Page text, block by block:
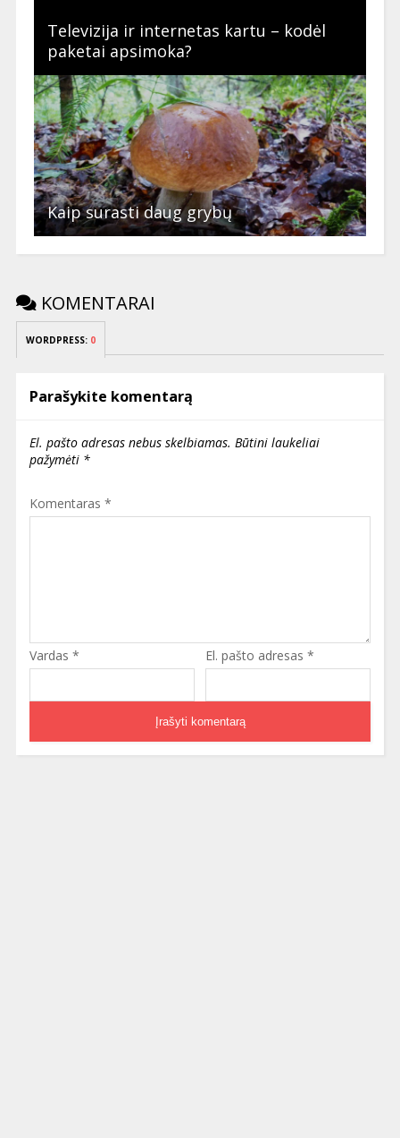
Televizija ir internetas kartu – kodėl
paketai apsimoka?
Kaip surasti daug grybų
KOMENTARAI
WORDPRESS: 0
Parašykite komentarą
El. pašto adresas nebus skelbiamas. Būtini laukeliai
pažymėti *
Komentaras *
Vardas * El. pašto adresas *